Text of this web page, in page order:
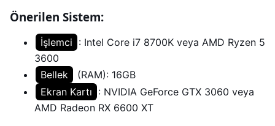
Önerilen Sistem:
İşlemci : Intel Core i7 8700K veya AMD Ryzen 5
3600
Bellek
(RAM): 16GB
Ekran Kartı : NVIDIA GeForce GTX 3060 veya
AMD Radeon RX 6600 XT